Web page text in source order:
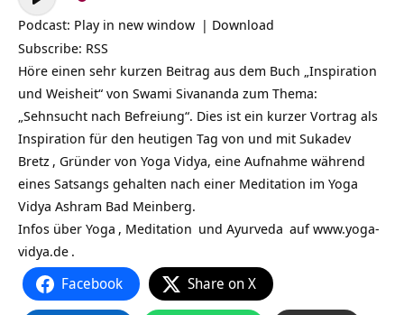
Player
Podcast: Play in new window | Download
Subscribe: RSS
Höre einen sehr kurzen Beitrag aus dem Buch „Inspiration
und Weisheit“ von Swami Sivananda zum Thema:
„Sehnsucht nach Befreiung“. Dies ist ein kurzer Vortrag als
Inspiration für den heutigen Tag von und mit Sukadev
Bretz , Gründer von Yoga Vidya, eine Aufnahme während
eines Satsangs gehalten nach einer Meditation im Yoga
Vidya Ashram Bad Meinberg.
Infos über Yoga , Meditation und Ayurveda aufwww.yoga-
vidya.de .
Facebook Share on X